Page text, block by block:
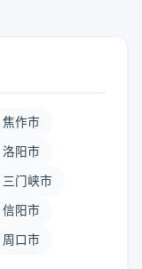
焦作市
洛阳市
三门峡市
信阳市
周口市